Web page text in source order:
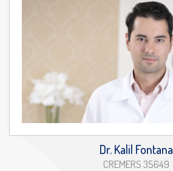
Dr. Kalil Fontana
CREMERS 35649